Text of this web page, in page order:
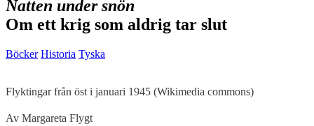
Natten under snön
Om ett krig som aldrig tar slut
Böcker Historia Tyska
Flyktingar från öst i januari 1945 (Wikimedia commons)
Av Margareta Flygt